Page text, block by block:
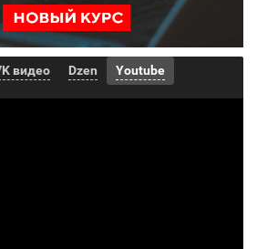
видео Dzen Youtube